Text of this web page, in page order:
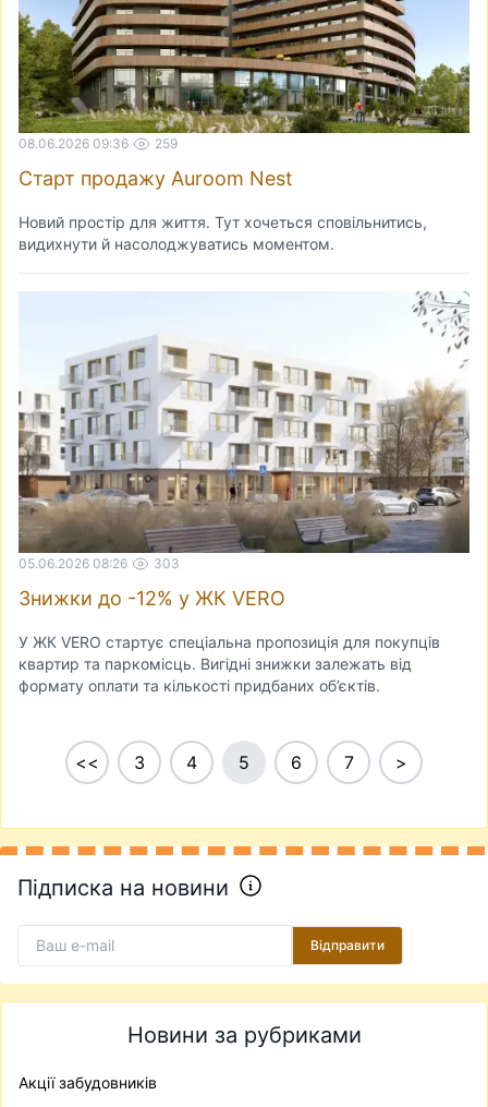
08.06.2026 09:36 259
Старт продажу Auroom Nest
Новий простір для життя. Тут хочеться сповільнитись,
видихнути й насолоджуватись моментом.
05.06.2026 08:26 303
Знижки до -12% у ЖК VERO
У ЖК VERO стартує спеціальна пропозиція для покупців
квартир та паркомісць. Вигідні знижки залежать від
формату оплати та кількості придбаних об’єктів.
<< 3 4 5 6 7 >
Підписка на новини
Відправити
Новини за рубриками
Акції забудовників